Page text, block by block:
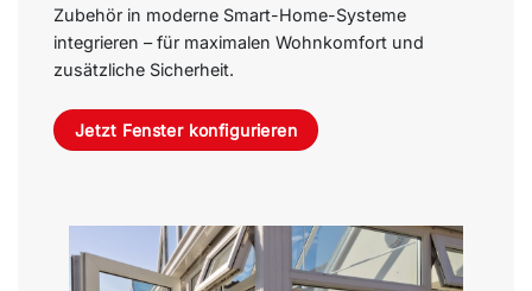
Zubehör in moderne Smart-Home-Systeme
integrieren – für maximalen Wohnkomfort und
zusätzliche Sicherheit.
Jetzt Fenster konfigurieren